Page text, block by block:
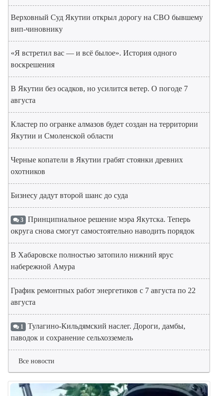
Верховный Суд Якутии открыл дорогу на СВО бывшему
вип-чиновнику
«Я встретил вас — и всё былое». История одного
воскрешения
В Якутии без осадков, но усилится ветер. О погоде 7
августа
Кластер по огранке алмазов будет создан на территории
Якутии и Смоленской области
Черные копатели в Якутии грабят стоянки древних
охотников
Бизнесу дадут второй шанс до суда
3 Принципиальное решение мэра Якутска. Теперь
округа снова смогут самостоятельно наводить порядок
В Хабаровске полностью затопило нижний ярус
набережной Амура
График ремонтных работ энергетиков с 7 августа по 22
августа
1 Тулагино-Кильдямский наслег. Дороги, дамбы,
паводок и сохранение сельхозземель
Все новости